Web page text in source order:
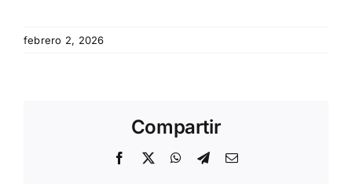
febrero 2, 2026
Compartir
Facebook
X WhatsApp
TelegramEmail